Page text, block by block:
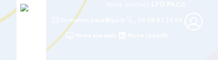
formation.paca@lpo.fr